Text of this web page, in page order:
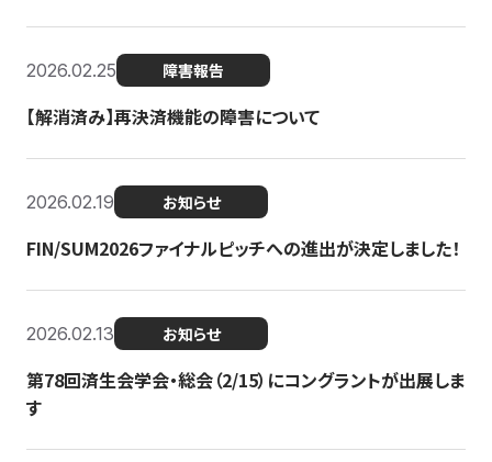
2026.02.25 障害報告
【解消済み】再決済機能の障害について
2026.02.19 お知らせ
FIN/SUM2026ファイナルピッチへの進出が決定しました！
2026.02.13 お知らせ
第78回済生会学会・総会（2/15）にコングラントが出展しま
す